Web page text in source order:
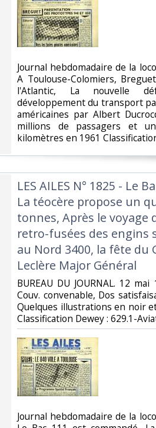
‎Journal hebdomadaire de la
A Toulouse-Colomiers,
l'Atlantic, La nouvelle
développement du transport
américaines par Albert
millions de passagers et
kilomètres en 1961
‎LES AILES N° 1825 - Le
La téocère propose un
tonnes, Après le voyage
retro-fusées des engins
au Nord 3400, la fête du
Leclère Major Général‎
‎BUREAU DU JOURNAL. 12
Couv. convenable, Dos
Quelques illustrations en noir
Classification Dewey : 629.1-
‎Journal hebdomadaire de la